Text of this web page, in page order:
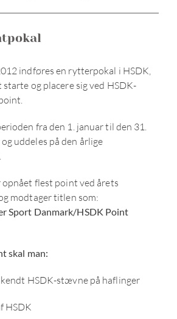
indføres en rytterpokal i HSDK,
og placere sig ved HSDK-
fra den 1. januar til den 31.
uddeles på den årlige
flest point ved årets
modtager titlen som:
Sport Danmark/HSDK Point
skal man:
HSDK-stævne på haflinger
HSDK